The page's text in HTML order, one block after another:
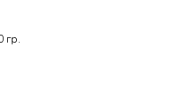
гр.